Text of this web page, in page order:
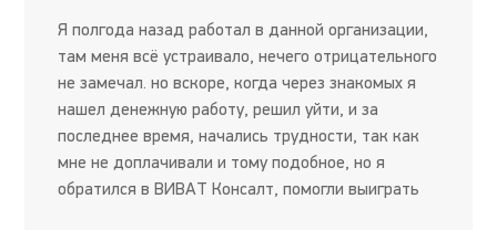
Я полгода назад работал в данной организации,
там меня всё устраивало, нечего отрицательного
не замечал. но вскоре, когда через знакомых я
нашел денежную работу, решил уйти, и за
последнее время, начались трудности, так как
мне не доплачивали и тому подобное, но я
обратился в ВИВАТ Консалт, помогли выиграть